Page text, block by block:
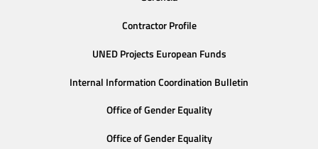
Contractor Profile
UNED Projects European Funds
Internal Information Coordination Bulletin
Office of Gender Equality
Office of Gender Equality